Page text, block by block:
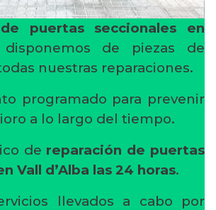
puertas seccionales en
de piezas de
nuestras reparaciones.
programado para prevenir
a lo largo del tiempo.
de reparación de puertas
Vall d’Alba las 24 horas.
llevados a cabo por